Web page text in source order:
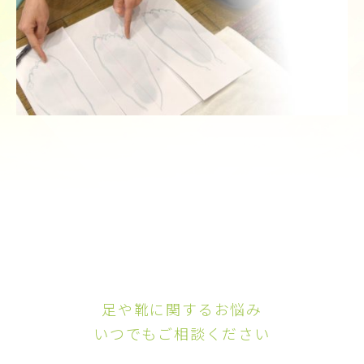
足や靴に関するお悩み
いつでもご相談ください